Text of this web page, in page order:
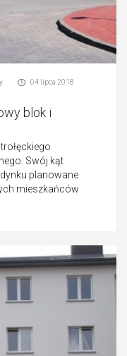
04 lipca 2018
blok i
Swój kąt
planowane
mieszkańców